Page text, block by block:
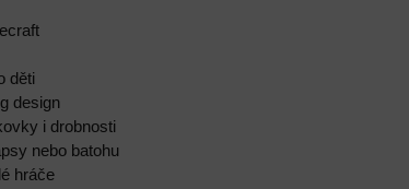
děti
design
i drobnosti
nebo batohu
hráče